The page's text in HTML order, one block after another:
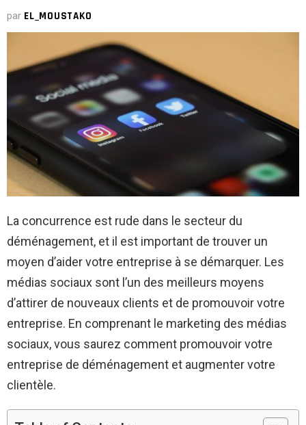
par EL_MOUSTAKO
La concurrence est rude dans le secteur du
déménagement, et il est important de trouver un
moyen d’aider votre entreprise à se démarquer. Les
médias sociaux sont l’un des meilleurs moyens
d’attirer de nouveaux clients et de promouvoir votre
entreprise. En comprenant le marketing des médias
sociaux, vous saurez comment promouvoir votre
entreprise de déménagement et augmenter votre
clientèle.